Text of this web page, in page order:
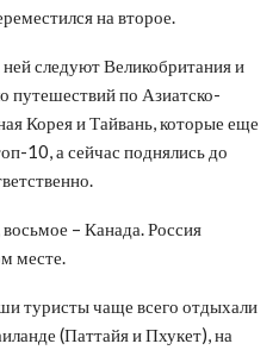
на второе.
следуют Великобритания и
путешествий по Азиатско-
Корея и Тайвань, которые еще
10, а сейчас поднялись до
– Канада. Россия
месте.
туристы чаще всего отдыхали
(Паттайя и Пхукет), на